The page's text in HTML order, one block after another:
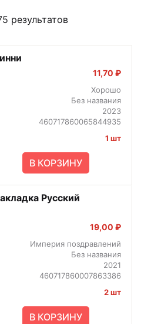
результатов
11,70 ₽
Хорошо
Без названия
2023
460717860065844935
1 шт
В КОРЗИНУ
Русский
19,00 ₽
Империя поздравлений
Без названия
2021
460717860007863386
2 шт
В КОРЗИНУ